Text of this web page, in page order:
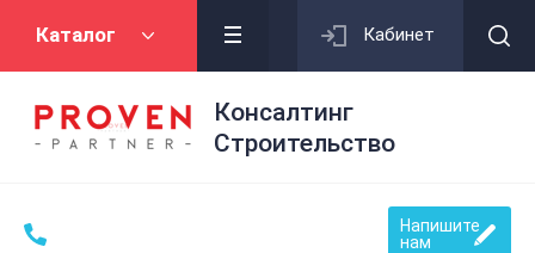
Каталог Кабинет
Консалтинг
Строительство
Напишите
нам